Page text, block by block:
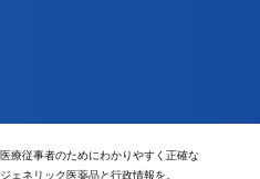
医療従事者のためにわかりやすく正確な
ジェネリック医薬品と行政情報を。